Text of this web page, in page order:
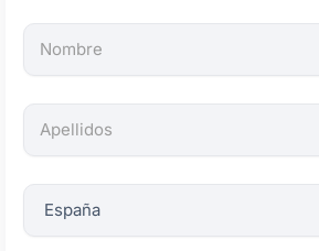
Todos
los
son
obligatorios.